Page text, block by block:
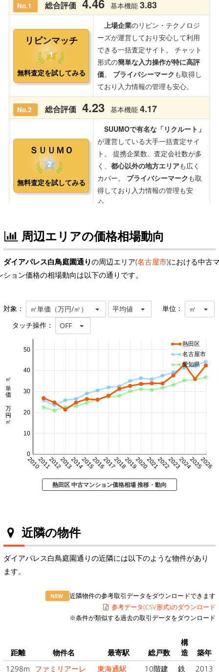
周辺エリアの価格相場動向
ダイアパレス白鳥庭園通りの周辺エリア(名古屋市)における中古
ション価格の相場動向は以下の通りです。
対象： ㎡単価（万円/㎡） 平均値 単位： ㎡
タッチ操作： OFF
20102011201220132014201520162017201820192020202120222023202420252026
0
10
20
30
40
50
㎡単価 万円/㎡
熱田区
名古屋市
愛知県
熱田区 中古マンション価格相場 推移・動向
近隣の物件
ダイアパレス白鳥庭園通りの近隣には以下のような物件があり
ます。
NEW
近隣物件の参考取引データをダウンロードできます
参考データ(CSV形式)のダウンロード
※条件が類似する過去の取引データをダウンロード
距離 物件名 最寄駅 総戸数
構
造
築年
1298m ファミリアーレ
東海通駅
10階建
鉄
2013